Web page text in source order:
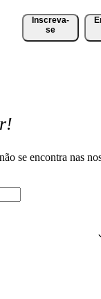
Inscreva-
se
se encontra nas